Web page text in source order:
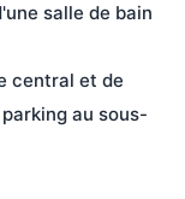
salle de bain
central et de
au sous-